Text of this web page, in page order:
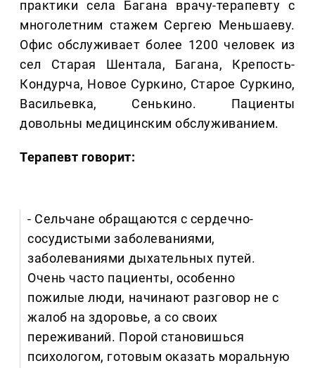
практики села Багана врачу-терапевту с
многолетним стажем Сергею Меньшаеву.
Офис обслуживает более 1200 человек из
сел Старая Шентала, Багана, Крепость-
Кондурча, Новое Суркино, Старое Суркино,
Васильевка, Сенькино. Пациенты
довольны медицинским обслуживанием.
Терапевт говорит:
- Сельчане обращаются с сердечно-
сосудистыми заболеваниями,
заболеваниями дыхательных путей.
Очень часто пациенты, особенно
пожилые люди, начинают разговор не с
жалоб на здоровье, а со своих
переживаний. Порой становишься
психологом, готовым оказать моральную